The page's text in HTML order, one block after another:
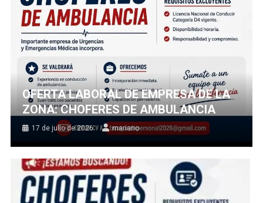
OFERTA LABORAL DE EMPRESA DE LA
ZONA: CHOFERES DE AMBULANCIA
17 de julio de 2026 mariano